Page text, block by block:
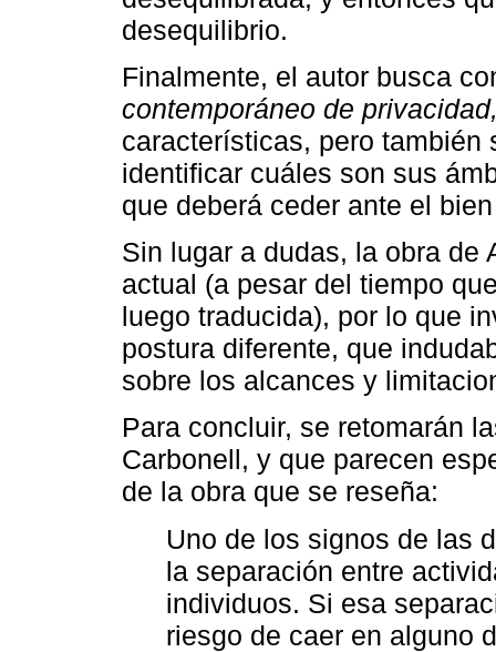
desequilibrio.
Finalmente, el autor busca
contemporáneo de
características, pero
identificar cuáles son sus
que deberá ceder ante el
Sin lugar a dudas, la obra de
actual (a pesar del tiempo
luego traducida), por lo que
postura diferente, que
sobre los alcances y
Para concluir, se retomarán
Carbonell, y que parecen
de la obra que se reseña:
Uno de los signos de las
la separación entre
individuos. Si esa
riesgo de caer en alguno